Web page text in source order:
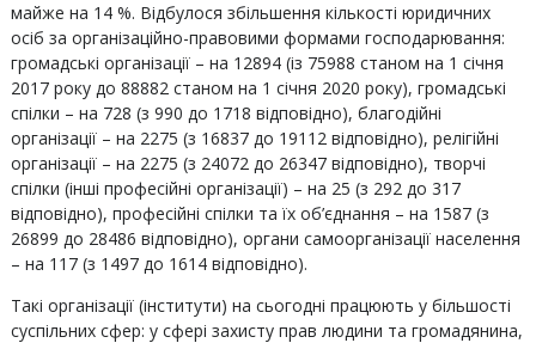
майже на 14 %. Відбулося збільшення кількості юридичних
осіб за організаційно-правовими формами господарювання:
громадські організації – на 12894 (із 75988 станом на 1 січня
2017 року до 88882 станом на 1 січня 2020 року), громадські
спілки – на 728 (з 990 до 1718 відповідно), благодійні
організації – на 2275 (з 16837 до 19112 відповідно), релігійні
організації – на 2275 (з 24072 до 26347 відповідно), творчі
спілки (інші професійні організації) – на 25 (з 292 до 317
відповідно), професійні спілки та їх об’єднання – на 1587 (з
26899 до 28486 відповідно), органи самоорганізації населення
– на 117 (з 1497 до 1614 відповідно).
Такі організації (інститути) на сьогодні працюють у більшості
суспільних сфер: у сфері захисту прав людини та громадянина,